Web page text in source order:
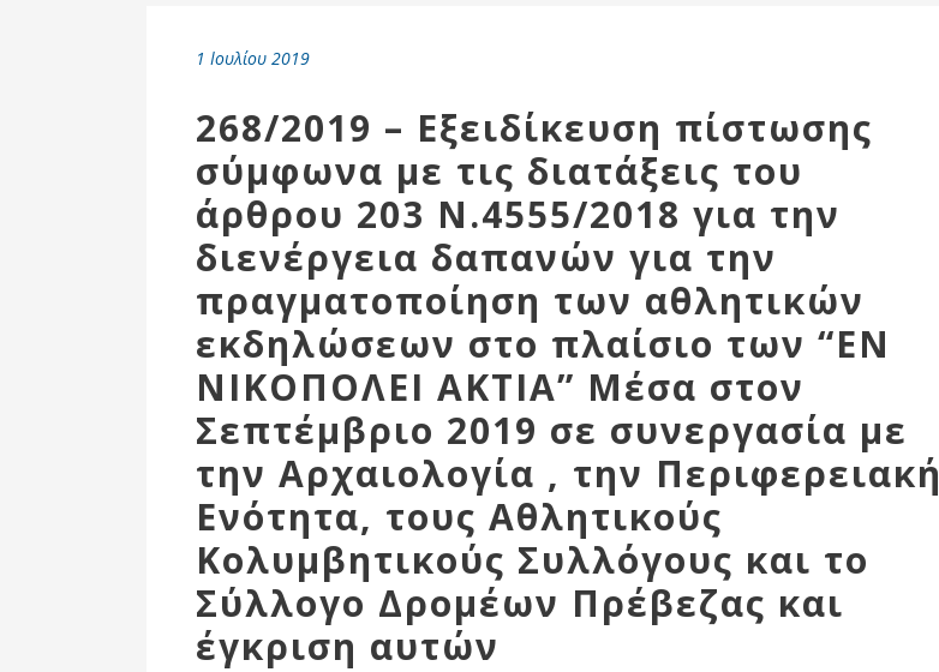
Αθλητικές
Υποδομές
Αθλητικές
Εκδηλώσεις
Δημοτική
Βιβλιοθήκη
Δίκτυο
Εθελοντισμού
Δήμου Πρέβεζας
1 Ιουλίου 2019
268/2019 – Εξειδίκευση πίστωσης
σύμφωνα με τις διατάξεις του
άρθρου 203 Ν.4555/2018 για την
διενέργεια δαπανών για την
πραγματοποίηση των αθλητικών
εκδηλώσεων στο πλαίσιο των “ΕΝ
ΝΙΚΟΠΟΛΕΙ ΑΚΤΙΑ” Μέσα στον
Σεπτέμβριο 2019 σε συνεργασία με
την Αρχαιολογία , την Περιφερειακή
Ενότητα, τους Αθλητικούς
Κολυμβητικούς Συλλόγους και το
Σύλλογο Δρομέων Πρέβεζας και
έγκριση αυτών